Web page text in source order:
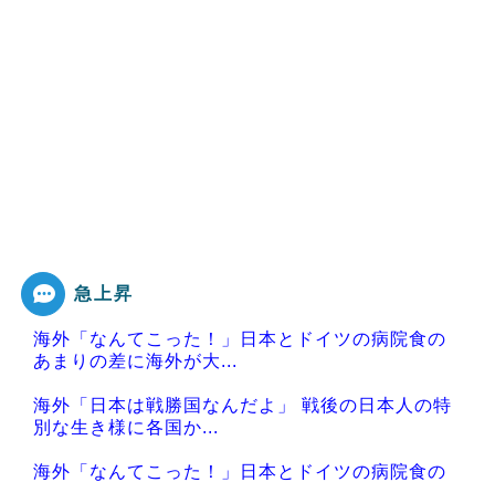
急上昇
海外「なんてこった！」日本とドイツの病院食の
あまりの差に海外が大...
海外「日本は戦勝国なんだよ」 戦後の日本人の特
別な生き様に各国か...
海外「なんてこった！」日本とドイツの病院食の